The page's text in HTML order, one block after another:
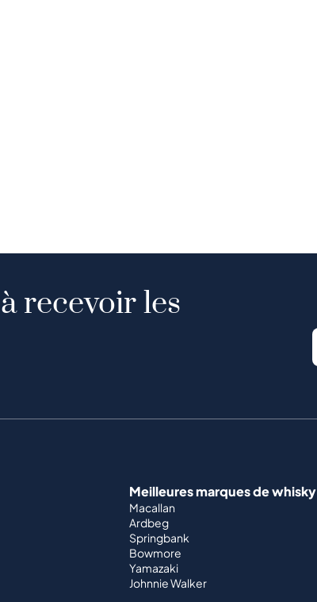
recevoir les
Meilleures marques de whisky
Macallan
Ardbeg
Springbank
Bowmore
Yamazaki
Johnnie Walker